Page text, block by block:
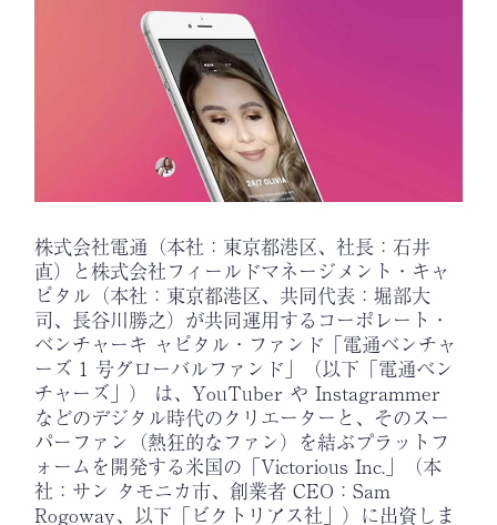
株式会社電通（本社：東京都港区、社長：石井
直）と株式会社フィールドマネージメント・キャ
ピタル（本社：東京都港区、共同代表：堀部大
司、長谷川勝之）が共同運用するコーポレート・
ベンチャーキ ャピタル・ファンド「電通ベンチャ
ーズ 1 号グローバルファンド」（以下「電通ベン
チャーズ」） は、YouTuber や Instagrammer
などのデジタル時代のクリエーターと、そのスー
パーファン（熱狂的なファン）を結ぶプラットフ
ォームを開発する米国の「Victorious Inc.」（本
社：サン タモニカ市、創業者 CEO：Sam
Rogoway、以下「ビクトリアス社」）に出資しま